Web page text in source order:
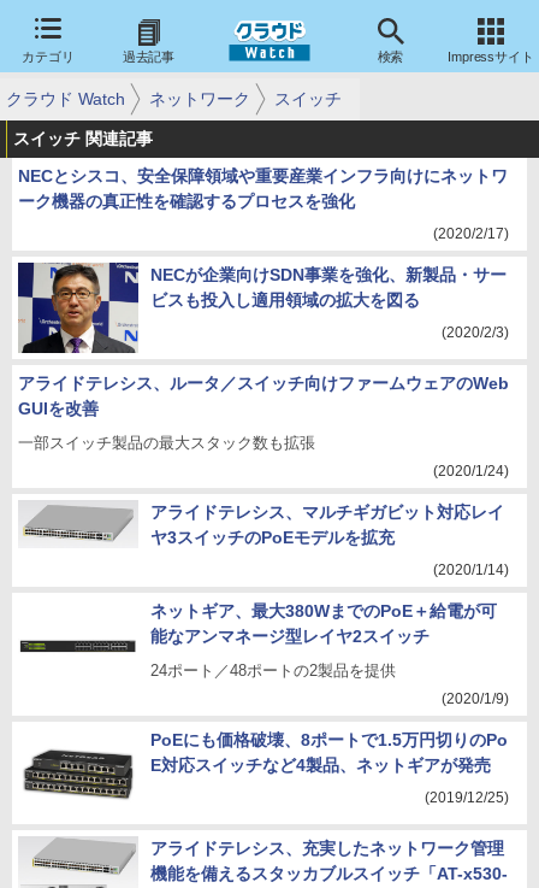
カテゴリ 過去記事 検索 Impressサイト
クラウド Watch ネットワーク スイッチ
スイッチ 関連記事
NECとシスコ、安全保障領域や重要産業インフラ向けにネットワ
ーク機器の真正性を確認するプロセスを強化
(2020/2/17)
NECが企業向けSDN事業を強化、新製品・サー
ビスも投入し適用領域の拡大を図る
(2020/2/3)
アライドテレシス、ルータ／スイッチ向けファームウェアのWeb
GUIを改善
一部スイッチ製品の最大スタック数も拡張
(2020/1/24)
アライドテレシス、マルチギガビット対応レイ
ヤ3スイッチのPoEモデルを拡充
(2020/1/14)
ネットギア、最大380WまでのPoE＋給電が可
能なアンマネージ型レイヤ2スイッチ
24ポート／48ポートの2製品を提供
(2020/1/9)
PoEにも価格破壊、8ポートで1.5万円切りのPo
E対応スイッチなど4製品、ネットギアが発売
(2019/12/25)
アライドテレシス、充実したネットワーク管理
機能を備えるスタッカブルスイッチ「AT-x530-